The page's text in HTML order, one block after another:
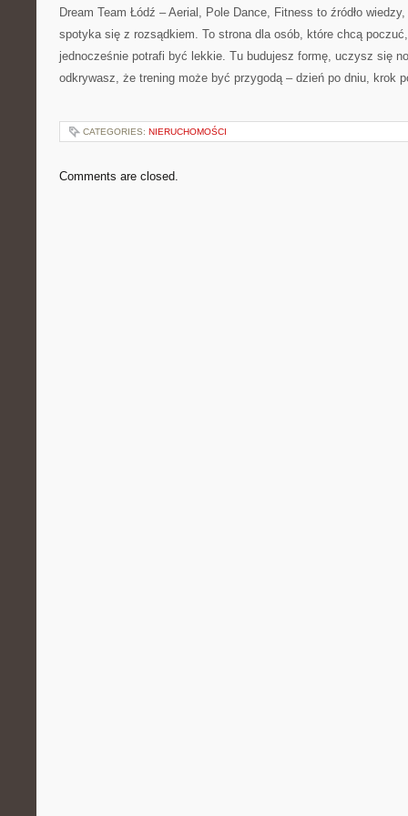
Dream Team Łódź – Aerial, Pole Dance, Fitness to źródło
spotyka się z rozsądkiem. To strona dla osób, które chcą
jednocześnie potrafi być lekkie. Tu budujesz formę, uczysz się
odkrywasz, że trening może być przygodą – dzień po dniu, krok
CATEGORIES: NIERUCHOMOŚCI
Comments are closed.